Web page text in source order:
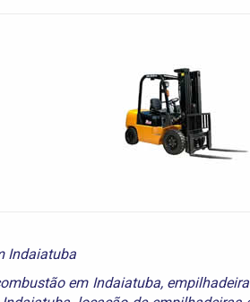
Indaiatuba
em Indaiatuba,